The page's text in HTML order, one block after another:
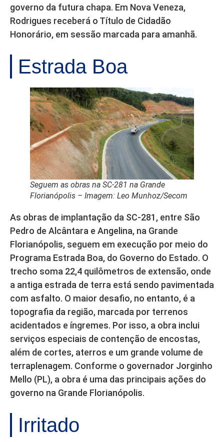
governo da futura chapa. Em Nova Veneza,
Rodrigues receberá o Título de Cidadão
Honorário, em sessão marcada para amanhã.
Estrada Boa
Seguem as obras na SC-281 na Grande
Florianópolis – Imagem: Leo Munhoz/Secom
As obras de implantação da SC-281, entre São
Pedro de Alcântara e Angelina, na Grande
Florianópolis, seguem em execução por meio do
Programa Estrada Boa, do Governo do Estado. O
trecho soma 22,4 quilômetros de extensão, onde
a antiga estrada de terra está sendo pavimentada
com asfalto. O maior desafio, no entanto, é a
topografia da região, marcada por terrenos
acidentados e íngremes. Por isso, a obra inclui
serviços especiais de contenção de encostas,
além de cortes, aterros e um grande volume de
terraplenagem. Conforme o governador Jorginho
Mello (PL), a obra é uma das principais ações do
governo na Grande Florianópolis.
Irritado